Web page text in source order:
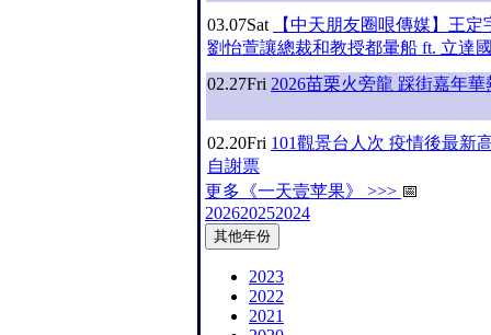
03.07Sat
【中天朋友圈哏傳媒】王
劉怡萱讓總裁和教授都暈船 ft. 立達
02.27Fri 2026苗栗火旁龍 踩街嘉年華
02.20Fri 101觀景台人次 疫情後最新
自謝票
更多《一天壹苹果》 >>> 📅
202620252024
其他年份
2023
2022
2021